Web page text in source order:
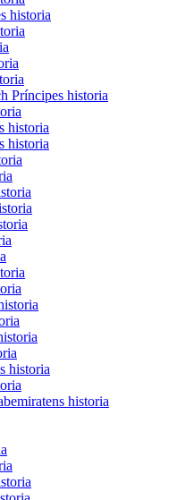
historia
Príncipes historia
historia
historia
historia
historia